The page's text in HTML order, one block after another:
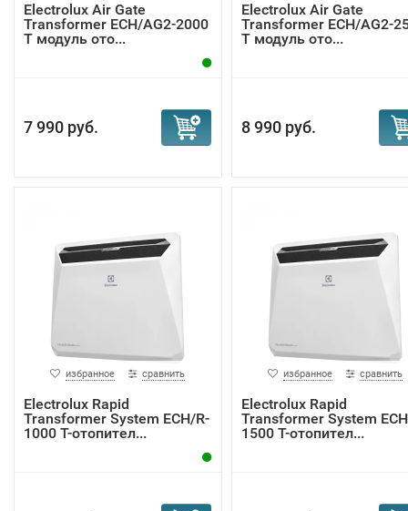
Electrolux Air Gate
Transformer ECH/AG2-2000
T модуль ото...
7 990 руб.
Electrolux Air Gate
Transformer ECH/AG2-
T модуль ото...
8 990 руб.
избранное сравнить
Electrolux Rapid
Transformer System ECH/R-
1000 T-отопител...
избранное сравнить
Electrolux Rapid
Transformer System
1500 T-отопител...